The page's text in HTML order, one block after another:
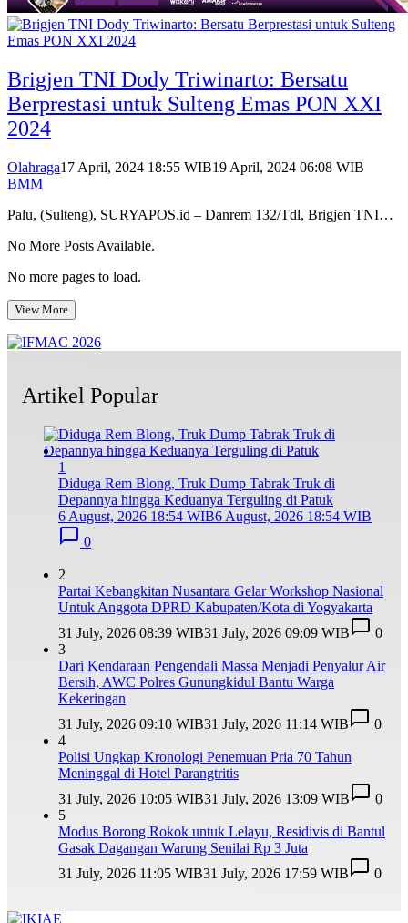
Brigjen TNI Dody Triwinarto: Bersatu
Berprestasi untuk Sulteng Emas PON XXI
2024
Olahraga17 April, 2024 18:55 WIB19 April, 2024 06:08 WIB
BMM
Palu, (Sulteng), SURYAPOS.id – Danrem 132/Tdl, Brigjen TNI…
No More Posts Available.
No more pages to load.
View More
Artikel Popular
1
Diduga Rem Blong, Truk Dump Tabrak Truk di
Depannya hingga Keduanya Terguling di Patuk
6 August, 2026 18:54 WIB6 August, 2026 18:54 WIB
0
2
Partai Kebangkitan Nusantara Gelar Workshop Nasional
Untuk Anggota DPRD Kabupaten/Kota di Yogyakarta
31 July, 2026 08:39 WIB31 July, 2026 09:09 WIB
0
3
Dari Kendaraan Pengendali Massa Menjadi Penyalur Air
Bersih, AWC Polres Gunungkidul Bantu Warga
Kekeringan
31 July, 2026 09:10 WIB31 July, 2026 11:14 WIB
0
4
Polisi Ungkap Kronologi Penemuan Pria 70 Tahun
Meninggal di Hotel Parangtritis
31 July, 2026 10:05 WIB31 July, 2026 13:09 WIB
0
5
Modus Borong Rokok untuk Lelayu, Residivis di Bantul
Gasak Dagangan Warung Senilai Rp 3 Juta
31 July, 2026 11:05 WIB31 July, 2026 17:59 WIB 0